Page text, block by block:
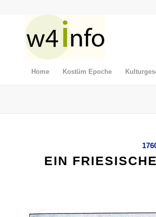
Home Kostüm Epoche
EIN